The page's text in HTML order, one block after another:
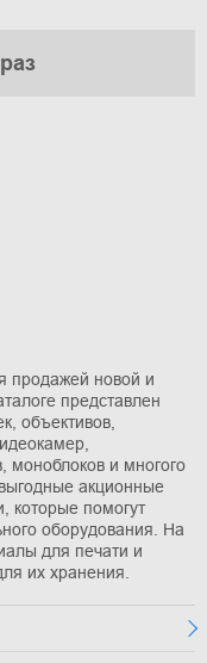
продажей новой и
представлен
объективов,
моноблоков и многого
акционные
которые помогут
оборудования. На
для печати и
их хранения.